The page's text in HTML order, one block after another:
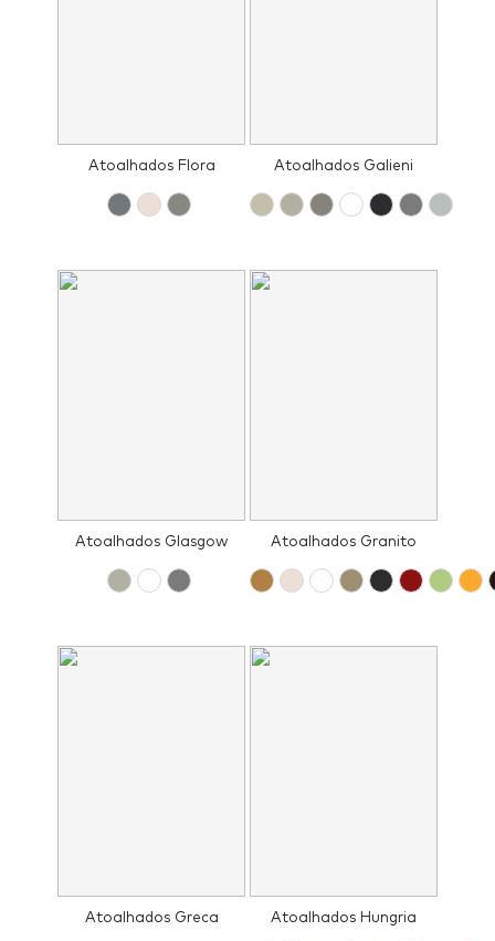
Atoalhados Flora Atoalhados Galieni
Atoalhados Glasgow Atoalhados Granito
Atoalhados Greca Atoalhados Hungria